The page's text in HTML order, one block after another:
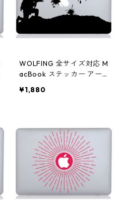
WOLFING 全サイズ対応 M
acBook ステッカー アー
ル Battle Field バトルフィ
¥1,880